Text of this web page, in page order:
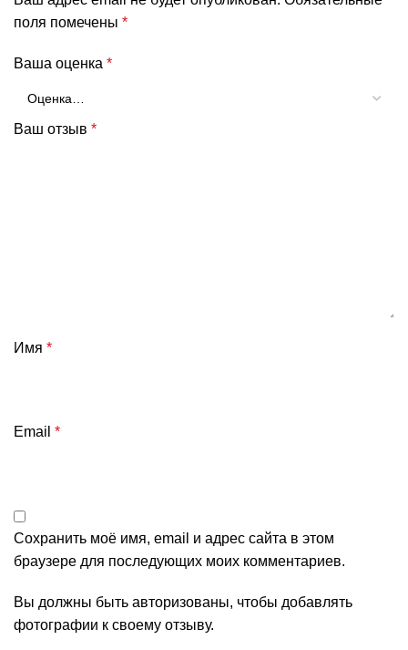
поля помечены *
Ваша оценка *
Ваш отзыв *
Имя *
Email *
Сохранить моё имя, email и адрес сайта в этом
браузере для последующих моих комментариев.
Вы должны быть авторизованы, чтобы добавлять
фотографии к своему отзыву.